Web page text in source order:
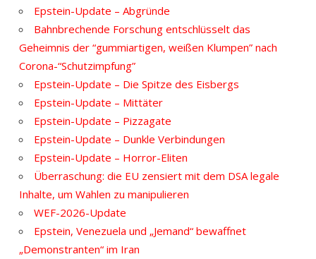
Epstein-Update – Abgründe
Bahnbrechende Forschung entschlüsselt das
Geheimnis der “gummiartigen, weißen Klumpen” nach
Corona-“Schutzimpfung”
Epstein-Update – Die Spitze des Eisbergs
Epstein-Update – Mittäter
Epstein-Update – Pizzagate
Epstein-Update – Dunkle Verbindungen
Epstein-Update – Horror-Eliten
Überraschung: die EU zensiert mit dem DSA legale
Inhalte, um Wahlen zu manipulieren
WEF-2026-Update
Epstein, Venezuela und „Jemand“ bewaffnet
„Demonstranten“ im Iran